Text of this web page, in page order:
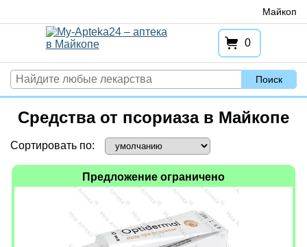
содержимому
Майкоп
0
Поиск
Средства от псориаза в Майкопе
Сортировать по:
Предложение ограничено